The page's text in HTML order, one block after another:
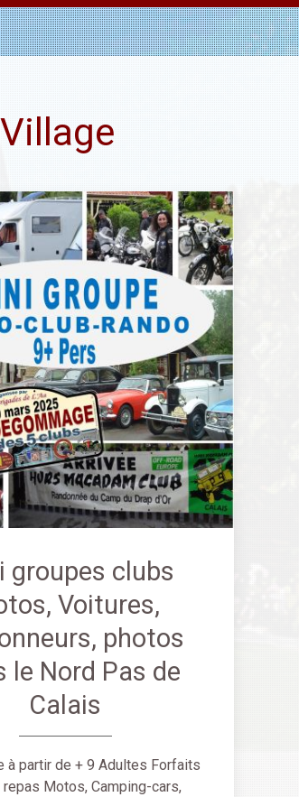
groupes clubs
Voitures,
photos
le Nord Pas de
Calais
à partir de + 9 Adultes Forfaits
Motos, Camping-cars,